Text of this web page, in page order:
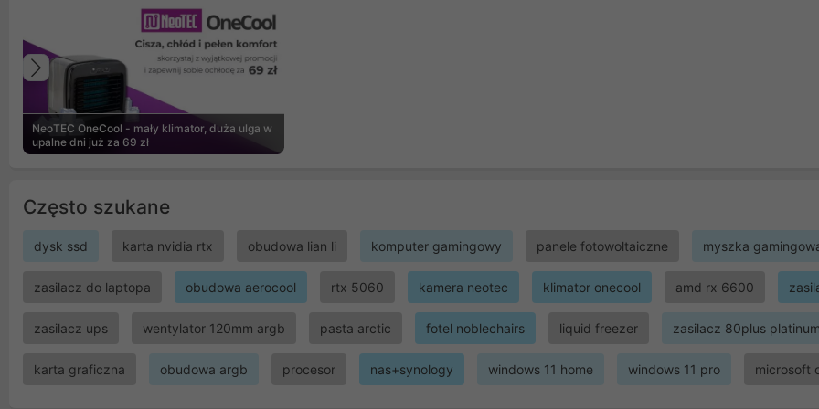
NeoTEC OneCool - mały klimator, duża ulga w
upalne dni już za 69 zł
Poprzedni
Często szukane
dysk ssd karta nvidia rtx obudowa lian li komputer gamingowy panele fotowoltaiczne myszka
zasilacz do laptopa obudowa aerocool rtx 5060 kamera neotec klimator onecool amd rx 6600
zasilacz ups wentylator 120mm argb pasta arctic fotel noblechairs liquid freezer zasilacz 80plus platinum
karta graficzna obudowa argb procesor nas+synology windows 11 home windows 11 pro microsoft